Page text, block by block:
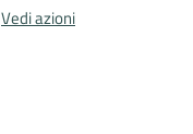
Vedi azioni